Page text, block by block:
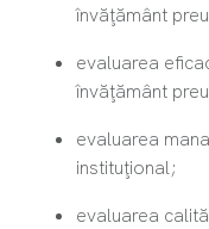
învăţământ
evaluarea
învăţământ
evaluarea
instituţional;
evaluarea